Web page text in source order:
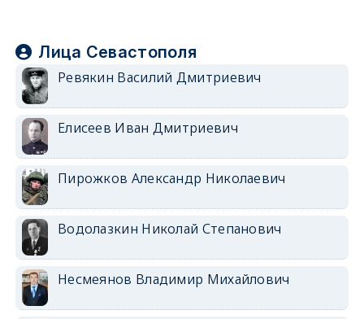
Лица Севастополя
Ревякин Василий Дмитриевич
Елисеев Иван Дмитриевич
Пирожков Александр Николаевич
Водолазкин Николай Степанович
Несмеянов Владимир Михайлович